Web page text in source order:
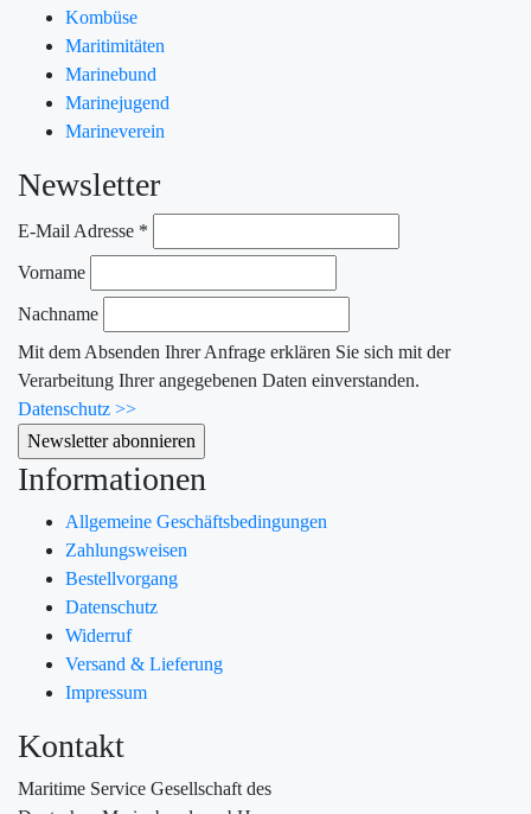
Kombüse
Maritimitäten
Marinebund
Marinejugend
Marineverein
Newsletter
E-Mail Adresse *
Vorname
Nachname
Mit dem Absenden Ihrer Anfrage erklären Sie sich mit der
Verarbeitung Ihrer angegebenen Daten einverstanden.
Datenschutz >>
Informationen
Allgemeine Geschäftsbedingungen
Zahlungsweisen
Bestellvorgang
Datenschutz
Widerruf
Versand & Lieferung
Impressum
Kontakt
Maritime Service Gesellschaft des